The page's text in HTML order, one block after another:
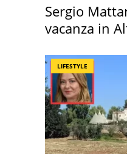
Sergio
vacanza in
LIFESTYLE